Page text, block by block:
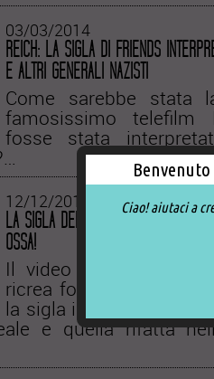
03/03/2014
REICH: LA SIGLA DI FRIENDS
E ALTRI GENERALI NAZISTI
Come sarebbe stata
famosissimo telefilm
fosse stata
12/12/2013
LA SIGLA DEI GRIFFIN RIFATTA DA
OSSA!
Il video della
ricrea fotogramma per
la sigla iniziale dei
e quella rifatta
Ciao! aiutaci a